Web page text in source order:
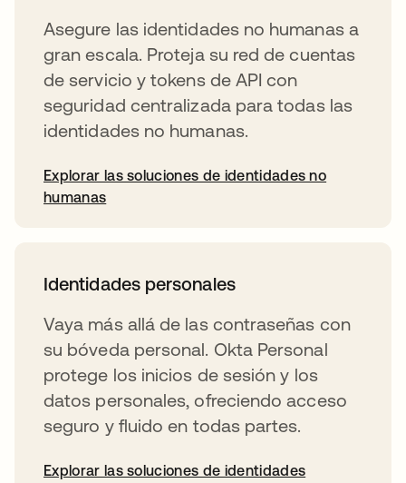
Asegure las identidades no humanas a
gran escala. Proteja su red de cuentas
de servicio y tokens de API con
seguridad centralizada para todas las
identidades no humanas.
Explorar las soluciones de identidades no
humanas
Identidades personales
Vaya más allá de las contraseñas con
su bóveda personal. Okta Personal
protege los inicios de sesión y los
datos personales, ofreciendo acceso
seguro y fluido en todas partes.
Explorar las soluciones de identidades